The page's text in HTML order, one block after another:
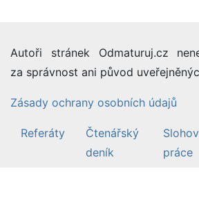
Autoři stránek Odmaturuj.cz
za správnost ani původ
Zásady ochrany osobních údajů
Referáty
Čtenářský
deník
práce